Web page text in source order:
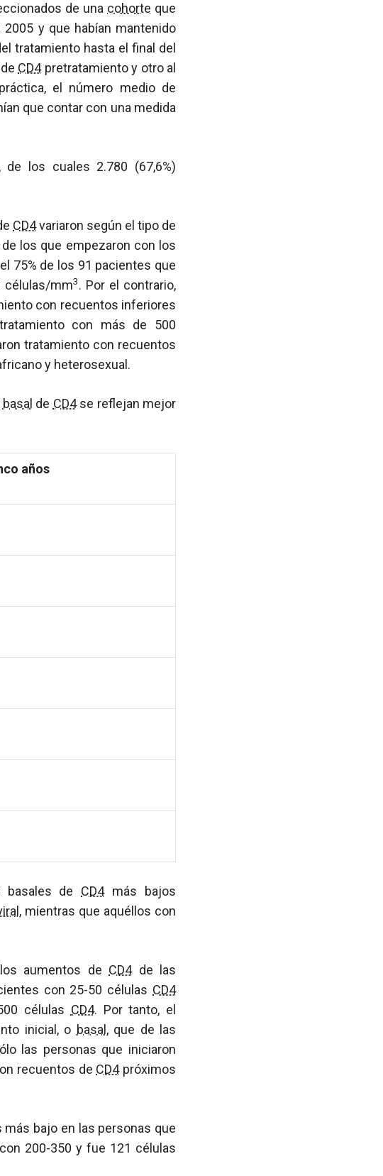
de una cohorte que
y que habían mantenido
tratamiento hasta el final del
CD4pretratamiento y otro al
el número medio de
que contar con una medida
los cuales 2.780 (67,6%)
CD4variaron según el tipo de
los que empezaron con los
75% de los 91 pacientes que
mm3. Por el contrario,
con recuentos inferiores
con más de 500
tratamiento con recuentos
y heterosexual.
basal de CD4se reflejan mejor
años
basales de CD4más bajos
, mientras que aquéllos con
aumentos de CD4de las
con 25-50 células CD4
células CD4. Por tanto, el
inicial, o basal , que de las
las personas que iniciaron
recuentos de CD4próximos
bajo en las personas que
200-350 y fue 121 células